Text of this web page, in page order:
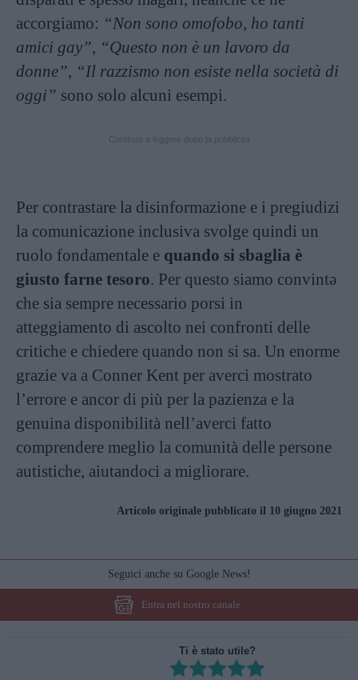
accorgiamo: “Non sono omofobo, ho tanti
amici gay”, “Questo non è un lavoro da
donne”, “Il razzismo non esiste nella società di
oggi” sono solo alcuni esempi.
Per contrastare la disinformazione e i pregiudizi
la comunicazione inclusiva svolge quindi un
ruolo fondamentale e quando si sbaglia è
giusto farne tesoro. Per questo siamo convintə
che sia sempre necessario porsi in
atteggiamento di ascolto nei confronti delle
critiche e chiedere quando non si sa. Un enorme
grazie va a Conner Kent per averci mostrato
l’errore e ancor di più per la pazienza e la
genuina disponibilità nell’averci fatto
comprendere meglio la comunità delle persone
autistiche, aiutandoci a migliorare.
Articolo originale pubblicato il 10 giugno 2021
Seguici anche su Google News!
Entra nel nostro canale
Ti è stato utile?
Rate this item: